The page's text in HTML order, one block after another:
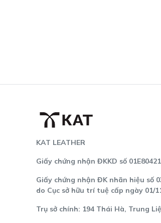
KAT LEATHER
Giấy chứng nhận ĐKKD số
Giấy chứng nhận ĐK nhãn hiệu số
do Cục sở hữu trí tuệ cấp ngày 01/
Trụ sở chính: 194 Thái Hà, Trung